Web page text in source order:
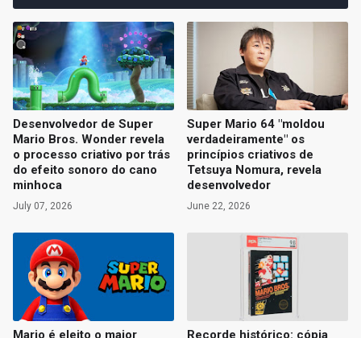
Desenvolvedor de Super
Mario Bros. Wonder revela
o processo criativo por trás
do efeito sonoro do cano
minhoca
July 07, 2026
Super Mario 64 "moldou
verdadeiramente" os
princípios criativos de
Tetsuya Nomura, revela
desenvolvedor
June 22, 2026
Mario é eleito o maior
Recorde histórico: cópia